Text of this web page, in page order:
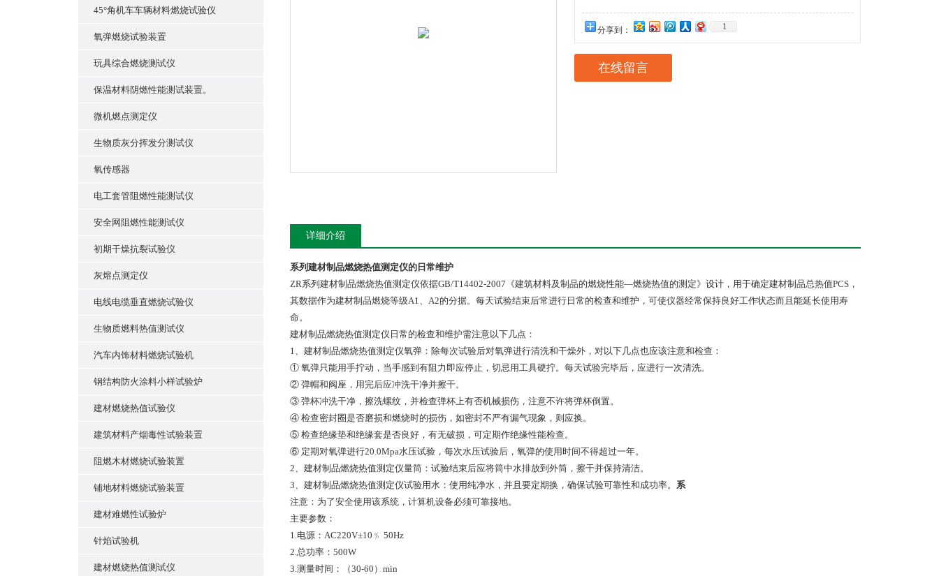
45°角机车车辆材料燃烧试验仪
氧弹燃烧试验装置
玩具综合燃烧测试仪
保温材料阴燃性能测试装置。
微机燃点测定仪
生物质灰分挥发分测试仪
氧传感器
电工套管阻燃性能测试仪
安全网阻燃性能测试仪
初期干燥抗裂试验仪
灰熔点测定仪
电线电缆垂直燃烧试验仪
生物质燃料热值测试仪
汽车内饰材料燃烧试验机
钢结构防火涂料小样试验炉
建材燃烧热值试验仪
建筑材料产烟毒性试验装置
阻燃木材燃烧试验装置
铺地材料燃烧试验装置
建材难燃性试验炉
针焰试验机
建材燃烧热值测试仪
分享到： 1
在线留言
详细介绍
系列建材制品燃烧热值测定仪的日常维护
ZR系列建材制品燃烧热值测定仪依据GB/T14402-2007《建筑材料及制品的燃烧性能—燃烧热值的测定》设计，用于确定建材制品总热值PCS，
其数据作为建材制品燃烧等级A1、A2的分据。每天试验结束后常进行日常的检查和维护，可使仪器经常保持良好工作状态而且能延长使用寿
命。
建材制品燃烧热值测定仪日常的检查和维护需注意以下几点：
1、建材制品燃烧热值测定仪氧弹：除每次试验后对氧弹进行清洗和干燥外，对以下几点也应该注意和检查：
① 氧弹只能用手拧动，当手感到有阻力即应停止，切忌用工具硬拧。每天试验完毕后，应进行一次清洗。
② 弹帽和阀座，用完后应冲洗干净并擦干。
③ 弹杯冲洗干净，擦洗螺纹，并检查弹杯上有否机械损伤，注意不许将弹杯倒置。
④ 检查密封圈是否磨损和燃烧时的损伤，如密封不严有漏气现象，则应换。
⑤ 检查绝缘垫和绝缘套是否良好，有无破损，可定期作绝缘性能检查。
⑥ 定期对氧弹进行20.0Mpa水压试验，每次水压试验后，氧弹的使用时间不得超过一年。
2、建材制品燃烧热值测定仪量筒：试验结束后应将筒中水排放到外筒，擦干并保持清洁。
3、建材制品燃烧热值测定仪试验用水：使用纯净水，并且要定期换，确保试验可靠性和成功率。 系
注意：为了安全使用该系统，计算机设备必须可靠接地。
主要参数：
1.电源：AC220V±10﹪ 50Hz
2.总功率：500W
3.测量时间：（30-60）min